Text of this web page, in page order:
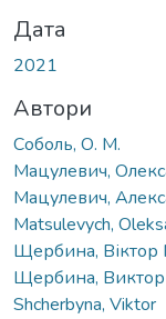
Дата
2021
Автори
Соболь, О. М.
Мацулевич,
Мацулевич,
Matsulevych,
Щербина, Віктор
Щербина,
Shcherbyna, Viktor